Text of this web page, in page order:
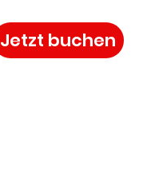
Jetzt buchen